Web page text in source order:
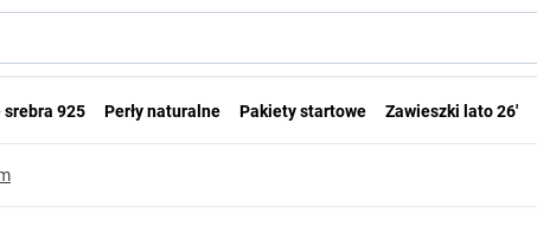
srebra 925 Perły naturalne Pakiety startowe Zawieszki lato 26'